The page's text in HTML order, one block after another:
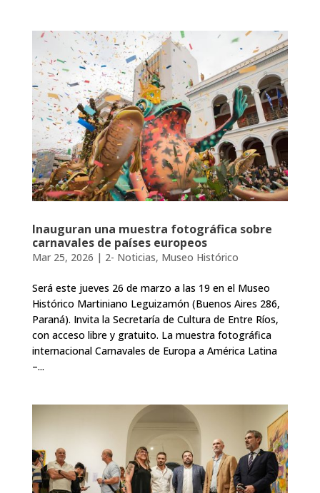
Inauguran una muestra fotográfica sobre
carnavales de países europeos
Mar 25, 2026 | 2- Noticias, Museo Histórico
Será este jueves 26 de marzo a las 19 en el Museo
Histórico Martiniano Leguizamón (Buenos Aires 286,
Paraná). Invita la Secretaría de Cultura de Entre Ríos,
con acceso libre y gratuito. La muestra fotográfica
internacional Carnavales de Europa a América Latina
–...